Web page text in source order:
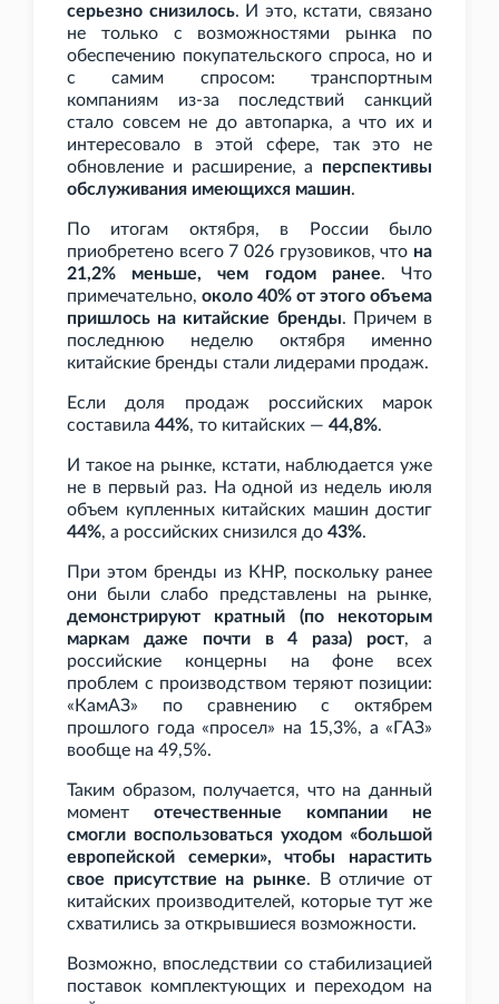
серьезно снизилось. И это, кстати, связано
не только с возможностями рынка по
обеспечению покупательского спроса, но и
с самим спросом: транспортным
компаниям из-за последствий санкций
стало совсем не до автопарка, а что их и
интересовало в этой сфере, так это не
обновление и расширение, а перспективы
обслуживания имеющихся машин.
По итогам октября, в России было
приобретено всего 7 026 грузовиков, что на
21,2% меньше, чем годом ранее. Что
примечательно, около 40% от этого объема
пришлось на китайские бренды. Причем в
последнюю неделю октября именно
китайские бренды стали лидерами продаж.
Если доля продаж российских марок
составила 44%, то китайских — 44,8%.
И такое на рынке, кстати, наблюдается уже
не в первый раз. На одной из недель июля
объем купленных китайских машин достиг
44%, а российских снизился до 43%.
При этом бренды из КНР, поскольку ранее
они были слабо представлены на рынке,
демонстрируют кратный (по некоторым
маркам даже почти в 4
раза) рост, а
российские концерны на фоне всех
проблем с производством теряют позиции:
«КамАЗ» по сравнению с октябрем
прошлого года «просел» на 15,3%, а «ГАЗ»
вообще на 49,5%.
Таким образом, получается, что на данный
момент отечественные компании не
смогли воспользоваться уходом «большой
европейской семерки», чтобы нарастить
свое присутствие на рынке. В отличие от
китайских производителей, которые тут же
схватились за открывшиеся возможности.
Возможно, впоследствии со стабилизацией
поставок комплектующих и переходом на